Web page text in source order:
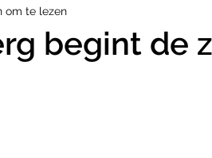
begint de
om te lezen